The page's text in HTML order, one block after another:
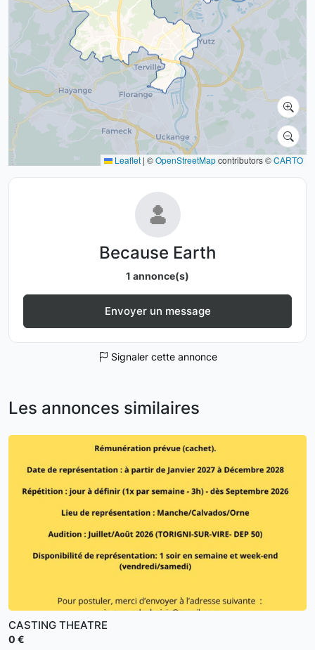
Leaflet | ©OpenStreetMapcontributors ©CARTO
Because Earth
1 annonce(s)
Envoyer un message
Signaler cette annonce
Les annonces similaires
CASTING THEATRE
0 €